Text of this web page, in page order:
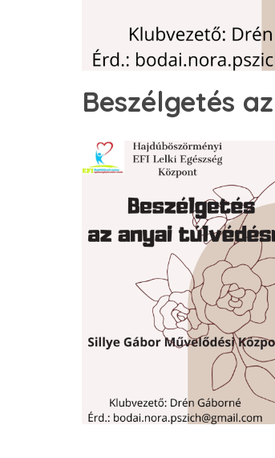
Beszélgetés